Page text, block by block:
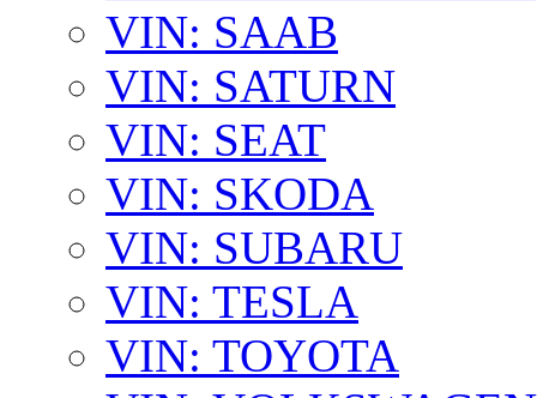
VIN: SAAB
VIN: SATURN
VIN: SEAT
VIN: SKODA
VIN: SUBARU
VIN: TESLA
VIN: TOYOTA